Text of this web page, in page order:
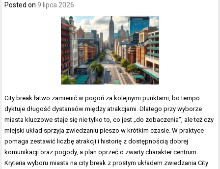
Posted on9 lipca 2026
City break łatwo zamienić w pogoń za kolejnymi punktami, bo tempo
dyktuje długość dystansów między atrakcjami. Dlatego przy wyborze
miasta kluczowe staje się nie tylko to, co jest „do zobaczenia”, ale też czy
miejski układ sprzyja zwiedzaniu pieszo w krótkim czasie. W praktyce
pomaga zestawić liczbę atrakcji i historię z dostępnością dobrej
komunikacji oraz pogody, a plan oprzeć o zwarty charakter centrum.
Kryteria wyboru miasta na city break z prostym układem zwiedzania City